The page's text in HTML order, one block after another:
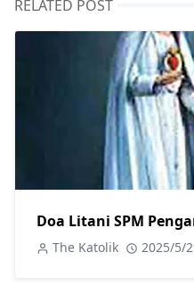
RELATED POST
Doa Litani SPM
The Katolik 2025/5/